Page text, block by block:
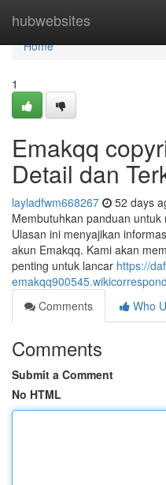
hubwebsites
Home
Home
1
Emakqq
Detail dan
layladfwm668267 52 days
Membutuhkan panduan
Ulasan ini menyajikan
akun Emakqq. Kami akan
penting untuk lancar https://
Comments
Who
Comments
Submit a Comment
No HTML